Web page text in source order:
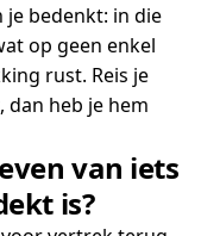
je bedenkt: in die
op geen enkel
rust. Reis je
heb je hem
van iets
is?